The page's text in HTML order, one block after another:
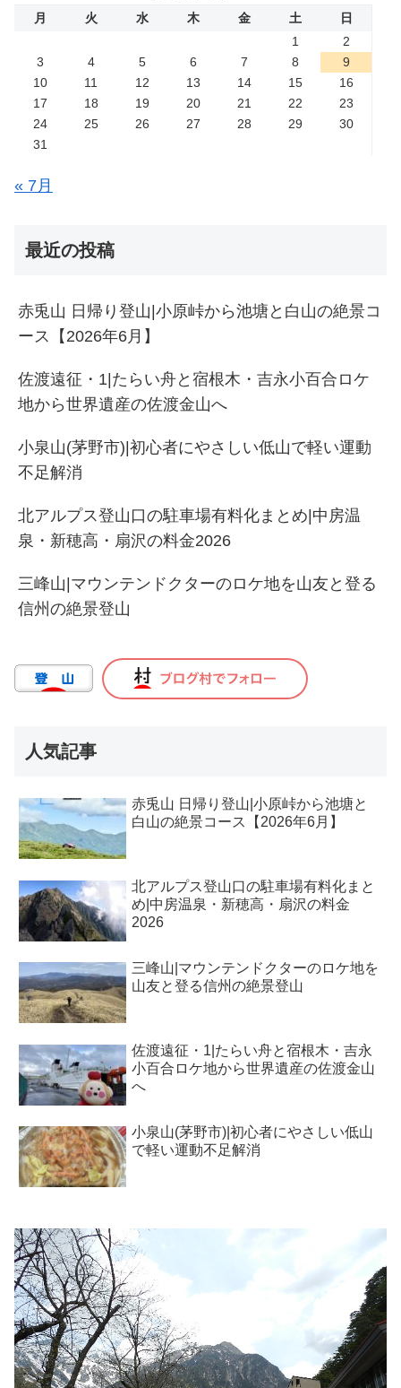
月 火 水 木 金 土
日
1
2
3
4 5 6 7 8
9
10
11 12 13 14 15
16
17
18 19 20 21 22
23
24
25 26 27 28 29
30
31
« 7月
最近の投稿
赤兎山 日帰り登山|小原峠から池塘と白山の絶景コ
ース【2026年6月】
佐渡遠征・1|たらい舟と宿根木・吉永小百合ロケ
地から世界遺産の佐渡金山へ
小泉山(茅野市)|初心者にやさしい低山で軽い運動
不足解消
北アルプス登山口の駐車場有料化まとめ|中房温
泉・新穂高・扇沢の料金2026
三峰山|マウンテンドクターのロケ地を山友と登る
信州の絶景登山
人気記事
赤兎山 日帰り登山|小原峠から池塘と
白山の絶景コース【2026年6月】
北アルプス登山口の駐車場有料化まと
め|中房温泉・新穂高・扇沢の料金
2026
三峰山|マウンテンドクターのロケ地を
山友と登る信州の絶景登山
佐渡遠征・1|たらい舟と宿根木・吉永
小百合ロケ地から世界遺産の佐渡金山
へ
小泉山(茅野市)|初心者にやさしい低山
で軽い運動不足解消